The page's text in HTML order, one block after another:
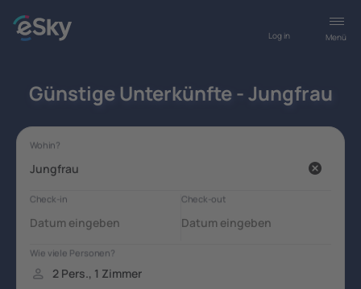
Menü
Log in
Günstige Unterkünfte - Jungfrau